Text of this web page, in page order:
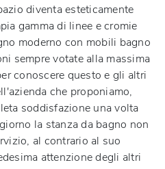
diventa esteticamente
gamma di linee e cromie
moderno con mobili bagno
sempre votate alla massima
conoscere questo e gli altri
che proponiamo,
soddisfazione una volta
la stanza da bagno non
al contrario al suo
attenzione degli altri